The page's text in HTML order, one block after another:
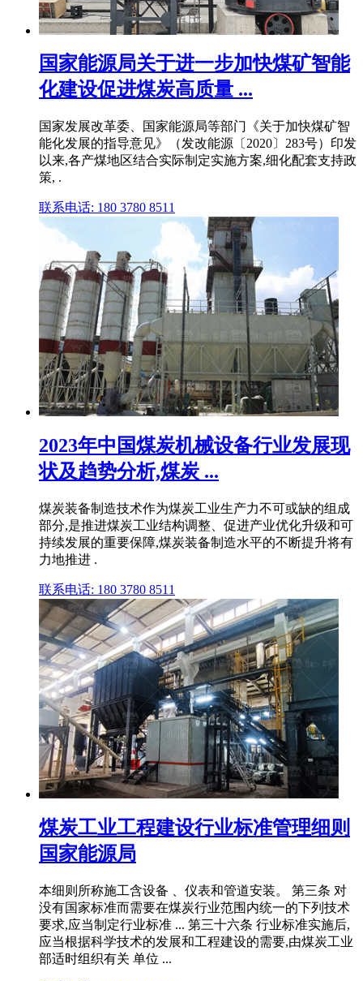
国家能源局关于进一步加快煤矿智能
化建设促进煤炭高质量 ...
国家发展改革委、国家能源局等部门《关于加快煤矿智
能化发展的指导意见》（发改能源〔2020〕283号）印发
以来,各产煤地区结合实际制定实施方案,细化配套支持政
策, .
联系电话: 180 3780 8511
2023年中国煤炭机械设备行业发展现
状及趋势分析,煤炭 ...
煤炭装备制造技术作为煤炭工业生产力不可或缺的组成
部分,是推进煤炭工业结构调整、促进产业优化升级和可
持续发展的重要保障,煤炭装备制造水平的不断提升将有
力地推进 .
联系电话: 180 3780 8511
煤炭工业工程建设行业标准管理细则
国家能源局
本细则所称施工含设备 、仪表和管道安装。 第三条 对
没有国家标准而需要在煤炭行业范围内统一的下列技术
要求,应当制定行业标准 ... 第三十六条 行业标准实施后,
应当根据科学技术的发展和工程建设的需要,由煤炭工业
部适时组织有关 单位 ...